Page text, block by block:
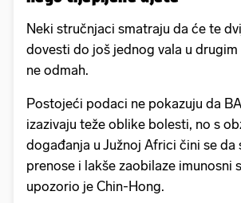
Neki stručnjaci smatraju da će te
dovesti do još jednog vala u drugim
ne odmah.
Postojeći podaci ne pokazuju da
izazivaju teže oblike bolesti, no s
događanja u Južnoj Africi čini se da
prenose i lakše zaobilaze imunosni
upozorio je Chin-Hong.